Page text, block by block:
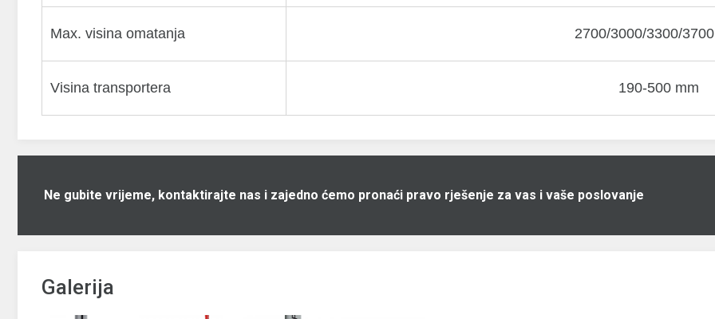
Max. visina omatanja 2700/3000/3300/
Visina transportera 190-500 mm
Ne gubite vrijeme, kontaktirajte nas i zajedno ćemo pronaći pravo rješenje za vas i vaše poslovanje
Galerija